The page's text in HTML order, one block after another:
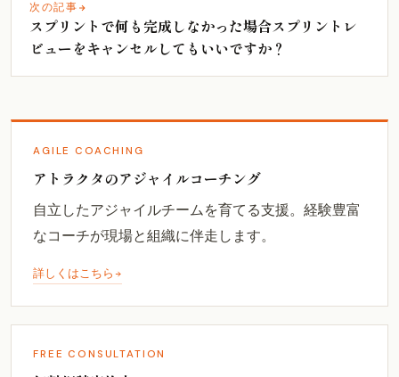
次の記事
スプリントで何も完成しなかった場合スプリントレ
ビューをキャンセルしてもいいですか？
AGILE COACHING
アトラクタのアジャイルコーチング
自立したアジャイルチームを育てる支援。経験豊富
なコーチが現場と組織に伴走します。
詳しくはこちら
FREE CONSULTATION